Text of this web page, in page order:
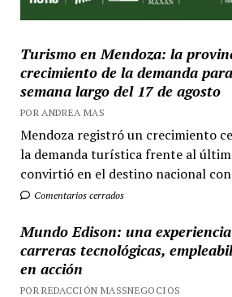
Turismo en Mendoza: la
crecimiento de la demanda
semana largo del 17 de agosto
POR ANDREA MAS
Mendoza registró un crecimiento
la demanda turística frente al
convirtió en el destino nacional
Comentarios cerrados
Mundo Edison: una
carreras tecnológicas,
en acción
POR REDACCIÓN MASSNEGOCIOS